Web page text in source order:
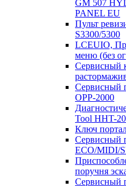
GM 507
PANEL EU
Пульт
S3300/5300
LCEUIO,
меню (без
Сервисный
Сервисный
OPP-2000
Tool HHT-
Ключ
Сервисный
ECO/MIDI/
поручня
Сервисный